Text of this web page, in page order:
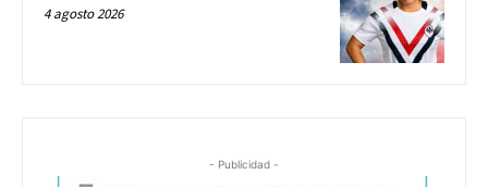
4 agosto 2026
- Publicidad -